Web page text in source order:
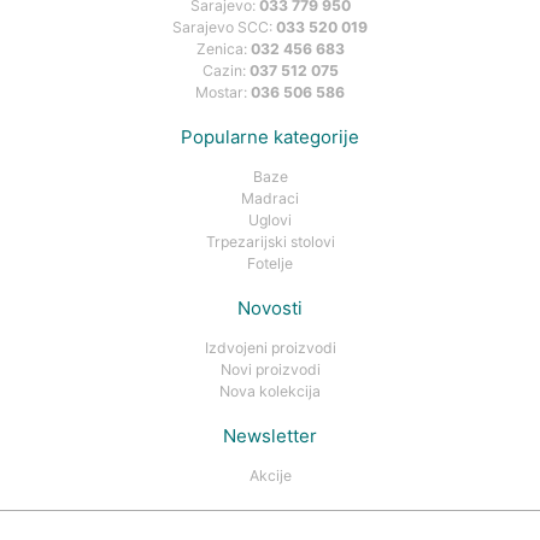
Sarajevo: 033 779 950
Sarajevo SCC: 033 520 019
Zenica: 032 456 683
Cazin: 037 512 075
Mostar: 036 506 586
Popularne kategorije
Baze
Madraci
Uglovi
Trpezarijski stolovi
Fotelje
Novosti
Izdvojeni proizvodi
Novi proizvodi
Nova kolekcija
Newsletter
Akcije